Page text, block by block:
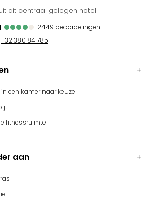
dit centraal gelegen hotel
2449 beoordelingen
+32 380 84 785
een kamer naar keuze
fitnessruimte
aan